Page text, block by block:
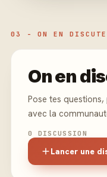
03 - ON EN DISCUTE
On en
Pose tes
avec la
0 DISCUSSION
Lancer une